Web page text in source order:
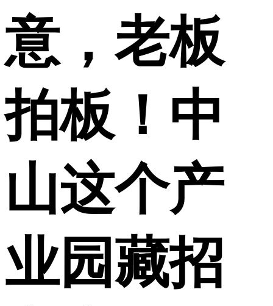
意，老板
拍板！中
山这个产
业园藏招